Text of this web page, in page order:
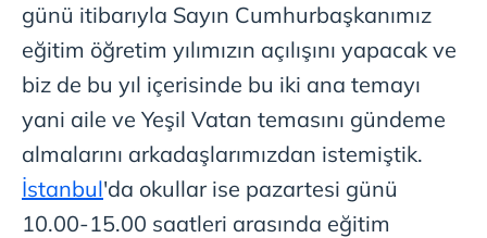
günü itibarıyla Sayın Cumhurbaşkanımız
eğitim öğretim yılımızın açılışını yapacak ve
biz de bu yıl içerisinde bu iki ana temayı
yani aile ve Yeşil Vatan temasını gündeme
almalarını arkadaşlarımızdan istemiştik.
İstanbul'da okullar ise pazartesi günü
10.00-15.00 saatleri arasında eğitim